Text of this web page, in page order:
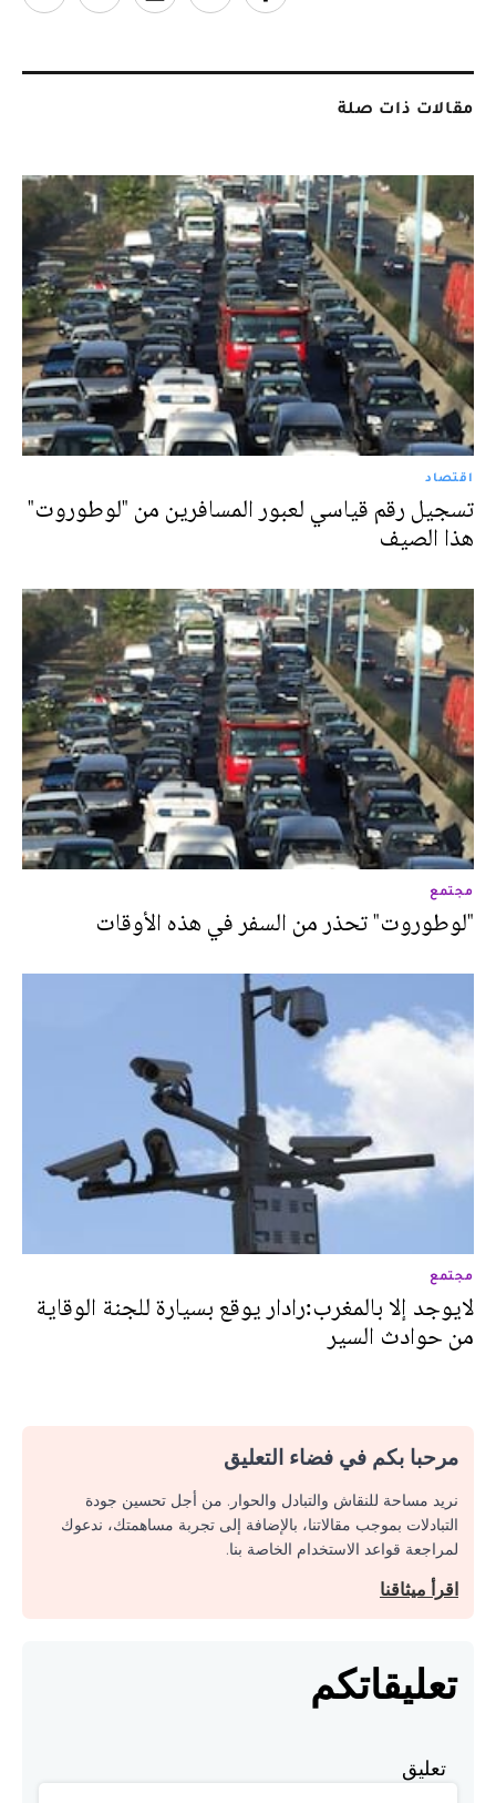
مقالات ذات صلة
اقتصاد
تسجيل رقم قياسي لعبور المسافرين من "لوطوروت"
هذا الصيف
مجتمع
"لوطوروت" تحذر من السفر في هذه الأوقات
مجتمع
لايوجد إلا بالمغرب:رادار يوقع بسيارة للجنة الوقاية
من حوادث السير
مرحبا بكم في فضاء التعليق
نريد مساحة للنقاش والتبادل والحوار. من أجل تحسين جودة
التبادلات بموجب مقالاتنا، بالإضافة إلى تجربة مساهمتك، ندعوك
لمراجعة قواعد الاستخدام الخاصة بنا.
اقرأ ميثاقنا
تعليقاتكم
تعليق